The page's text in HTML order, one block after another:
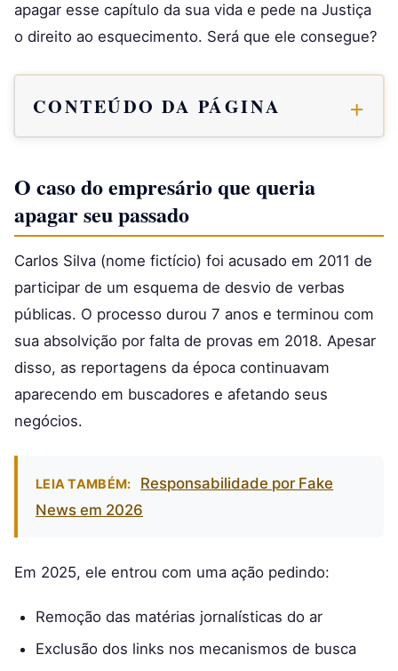
apagar esse capítulo da sua vida e pede na Justiça
o direito ao esquecimento. Será que ele consegue?
CONTEÚDO DA PÁGINA
O caso do empresário que queria
apagar seu passado
Carlos Silva (nome fictício) foi acusado em 2011 de
participar de um esquema de desvio de verbas
públicas. O processo durou 7 anos e terminou com
sua absolvição por falta de provas em 2018. Apesar
disso, as reportagens da época continuavam
aparecendo em buscadores e afetando seus
negócios.
LEIA TAMBÉM:
Responsabilidade por Fake
News em 2026
Em 2025, ele entrou com uma ação pedindo:
Remoção das matérias jornalísticas do ar
Exclusão dos links nos mecanismos de busca